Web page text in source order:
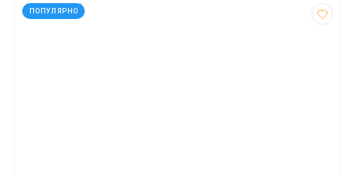
ПОПУЛЯРНО
код: 927201